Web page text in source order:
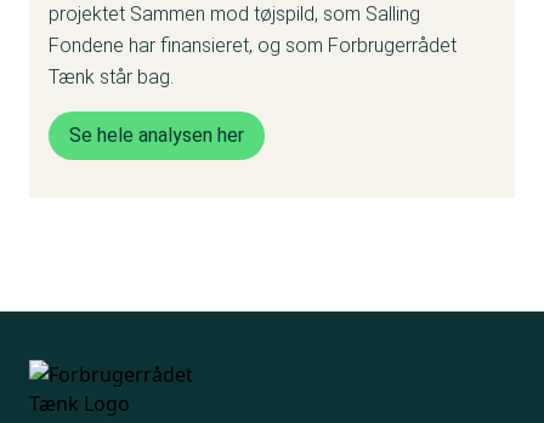
projektet Sammen mod tøjspild, som Salling
Fondene har finansieret, og som Forbrugerrådet
Tænk står bag.
Se hele analysen her